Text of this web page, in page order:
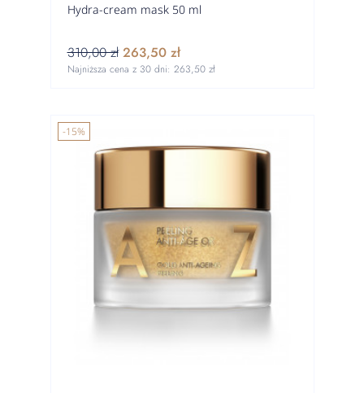
Hydra-cream mask 50 ml
310,00 zł 263,50 zł
Najniższa cena z 30 dni: 263,50 zł
-15%